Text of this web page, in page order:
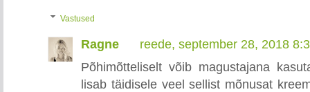
Vastused
Ragne
reede, september 28, 2018
Põhimõtteliselt võib magustajana
lisab täidisele veel sellist mõnusat